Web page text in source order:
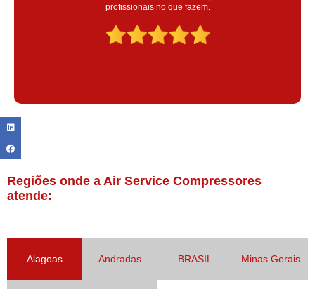
colaoradores educado e transparente, destaque para o colaborador
Claudinei excelente profissional!
Regiões onde a Air Service Compressores
atende:
Alagoas Andradas BRASIL Minas Gerais